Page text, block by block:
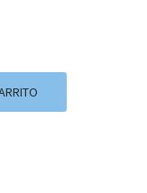
cm cantidad